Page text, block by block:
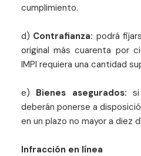
cumplimiento.
d) Contrafianza: podrá
original más cuarenta por
IMPI requiera una cantidad
e) Bienes asegurados:
deberán ponerse a
en un plazo no mayor a diez
Infracción en línea